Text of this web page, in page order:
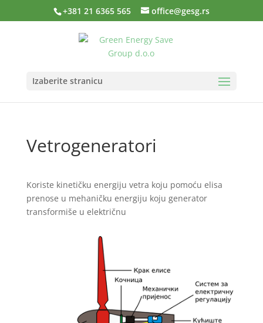
+381 21 6365 565 office@gesg.rs
Izaberite stranicu
Vetrogeneratori
Koriste kinetičku energiju vetra koju pomoću elisa
prenose u mehaničku energiju koju generator
transformiše u električnu